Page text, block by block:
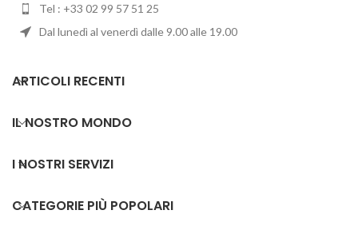
Tel : +33 02 99 57 51 25
Dal lunedì al venerdì dalle 9.00 alle 19.00
ARTICOLI RECENTI
IL NOSTRO MONDO
I NOSTRI SERVIZI
CATEGORIE PIÙ POPOLARI